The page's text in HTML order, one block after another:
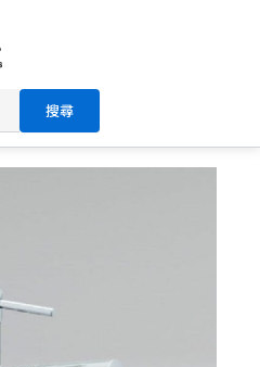
搜尋
目
前
價
格：